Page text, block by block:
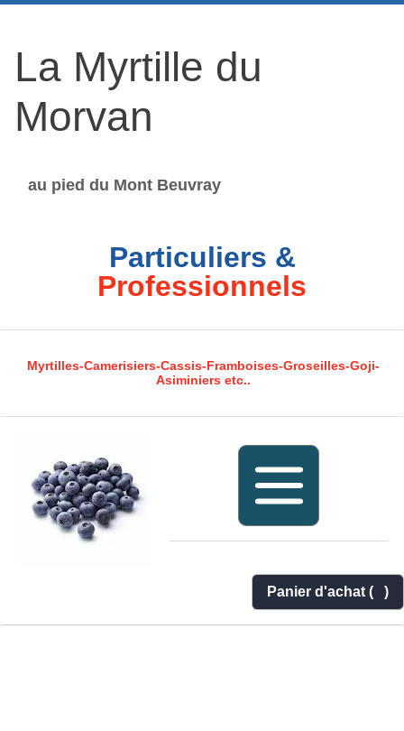
La Myrtille du
Morvan
au pied du Mont Beuvray
Particuliers &
Professionnels
Myrtilles-Camerisiers-Cassis-Framboises-Groseilles-Goji-
Asiminiers etc..
Panier d'achat ( )